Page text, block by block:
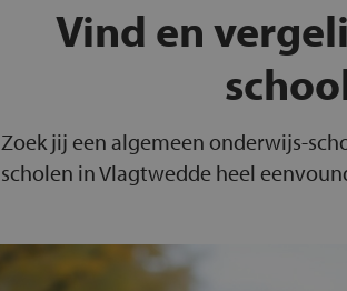
Vind en
Zoek jij een algemeen onderwijs-
scholen in Vlagtwedde heel